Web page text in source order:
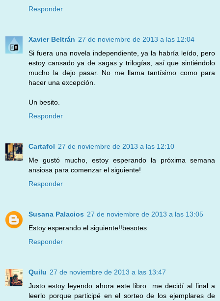
Responder
Xavier Beltrán 27 de noviembre de 2013 a las 12:04
Si fuera una novela independiente, ya la habría leído, pero
estoy cansado ya de sagas y trilogías, así que sintiéndolo
mucho la dejo pasar. No me llama tantísimo como para
hacer una excepción.
Un besito.
Responder
Cartafol 27 de noviembre de 2013 a las 12:10
Me gustó mucho, estoy esperando la próxima semana
ansiosa para comenzar el siguiente!
Responder
Susana Palacios 27 de noviembre de 2013 a las 13:05
Estoy esperando el siguiente!!besotes
Responder
Quilu 27 de noviembre de 2013 a las 13:47
Justo estoy leyendo ahora este libro...me decidí al final a
leerlo porque participé en el sorteo de los ejemplares de